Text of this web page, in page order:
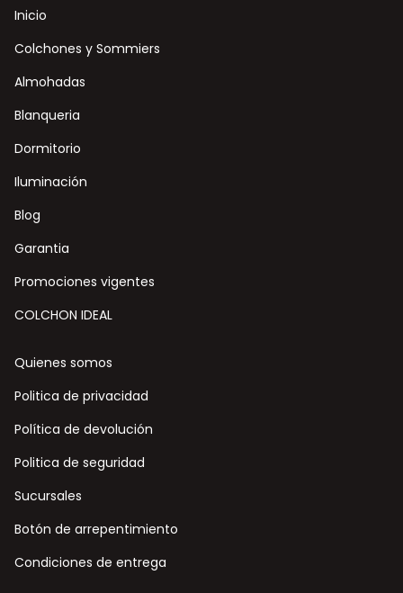
Inicio
Colchones y Sommiers
Almohadas
Blanqueria
Dormitorio
Iluminación
Blog
Garantia
Promociones vigentes
COLCHON IDEAL
Quienes somos
Politica de privacidad
Política de devolución
Politica de seguridad
Sucursales
Botón de arrepentimiento
Condiciones de entrega